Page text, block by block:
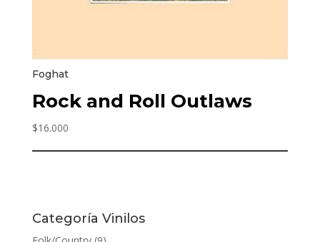
Foghat
Rock and Roll Outlaws
$16.000
Categoría Vinilos